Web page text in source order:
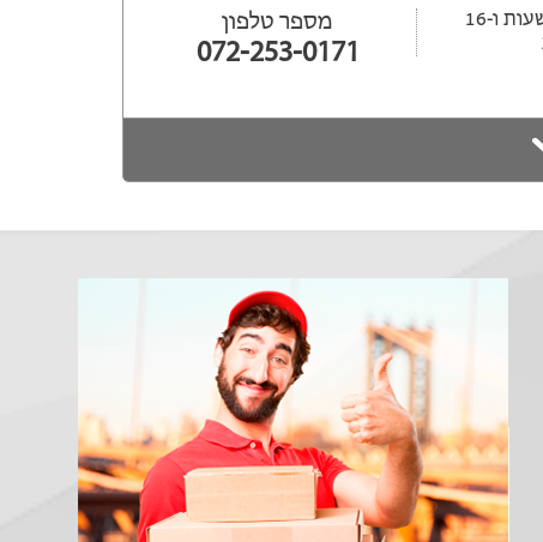
ייפתח עוד 19 שעות ‫ו-16
מספר טלפון
072-253-0171